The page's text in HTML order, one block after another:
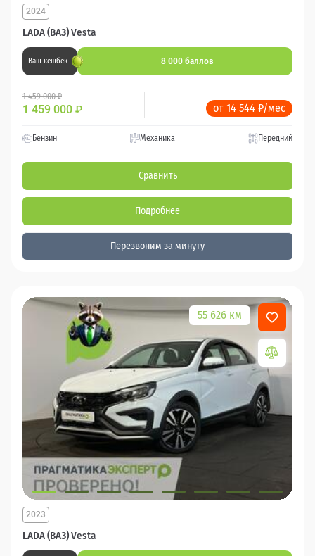
LADA (ВАЗ) Vesta
2024
Ваш кешбек 8 000 баллов
1 459 000 ₽
1 459 000 ₽ от 14 544 ₽/мес
Бензин Механика Передний
Сравнить
Подробнее
Перезвоним за минуту
55 626 км
LADA (ВАЗ) Vesta
2023